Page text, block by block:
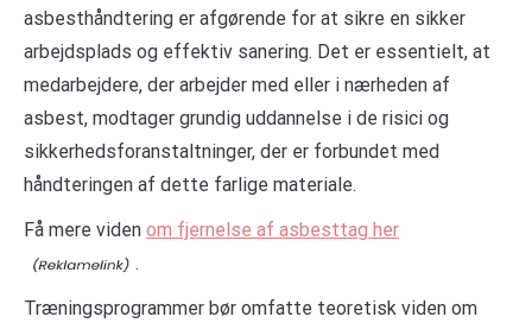
asbesthåndtering er afgørende for at sikre en sikker
arbejdsplads og effektiv sanering. Det er essentielt, at
medarbejdere, der arbejder med eller i nærheden af
asbest, modtager grundig uddannelse i de risici og
sikkerhedsforanstaltninger, der er forbundet med
håndteringen af dette farlige materiale.
Få mere viden om fjernelse af asbesttag her
.
Træningsprogrammer bør omfatte teoretisk viden om